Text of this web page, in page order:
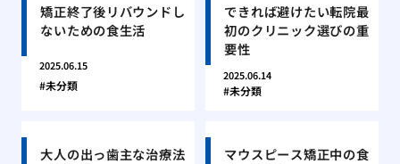
矯正終了後リバウンドし
ないための食生活
2025.06.15
未分類
できれば避けたい転院最
初のクリニック選びの重
要性
2025.06.14
未分類
大人の出っ歯主な治療法
マウスピース矯正中の食